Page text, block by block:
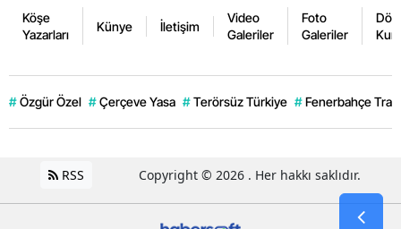
Köşe
Yazarları
Künye İletişim
Video
Galeriler
Foto
Galeriler
# Özgür Özel # Çerçeve Yasa # Terörsüz Türkiye # Fenerbahçe
RSS Copyright © 2026 . Her hakkı saklıdır.